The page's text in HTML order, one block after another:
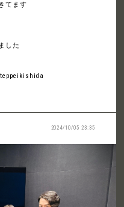
てます
した
2024/10/05 23:35